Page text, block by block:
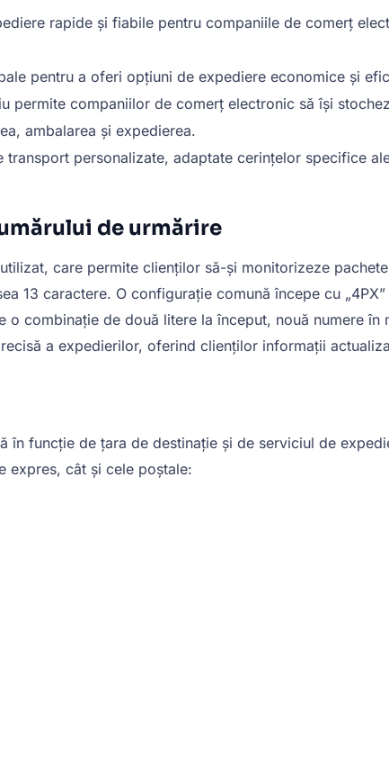
rapide și fiabile pentru companiile de comerț
pentru a oferi opțiuni de expediere economice și
permite companiilor de comerț electronic să își
ambalarea și expedierea.
transport personalizate, adaptate cerințelor specifice
de urmărire
care permite clienților să-și monitorizeze
13 caractere. O configurație comună începe cu
o combinație de două litere la început, nouă numere
a expedierilor, oferind clienților informații
în funcție de țara de destinație și de serviciul de
expres, cât și cele poștale: